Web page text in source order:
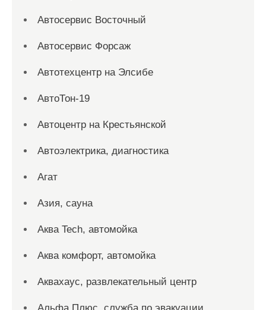
Автосервис Восточный
Автосервис Форсаж
Автотехцентр на Элсибе
АвтоТон-19
Автоцентр на Крестьянской
Автоэлектрика, диагностика
Агат
Азия, сауна
Аква Tech, автомойка
Аква комфорт, автомойка
Аквахаус, развлекательный центр